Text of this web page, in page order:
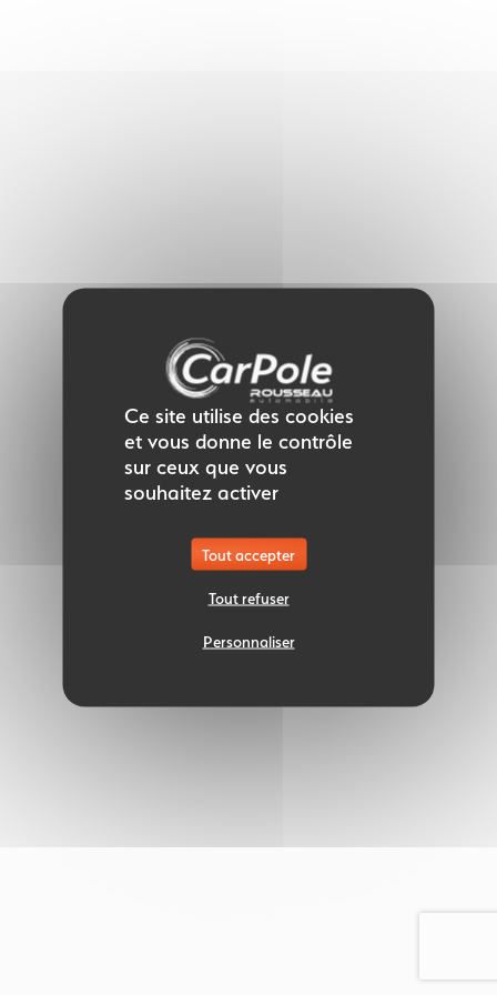
Ce site utilise des cookies
et vous donne le contrôle
sur ceux que vous
souhaitez activer
Tout accepter
Tout refuser
Personnaliser